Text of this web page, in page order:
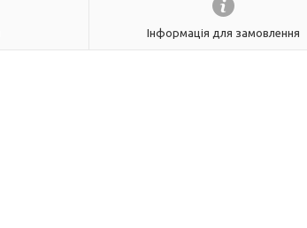
Інформація для замовлення